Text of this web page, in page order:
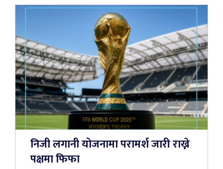
निजी लगानी योजनामा परामर्श जारी राख्ने
पक्षमा फिफा